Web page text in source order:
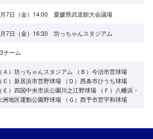
7日（金）14:00 愛媛県武道館大会議場
7日（金）16:30 坊っちゃんスタジアム
チーム
（Ａ）坊っちゃんスタジアム （Ｂ）今治市営球場
（Ｃ）新居浜市営野球場 （Ｄ）西条市ひうち球場
（Ｅ）四国中央市浜公園川之江野球場 （Ｆ）八幡浜・
洲地区運動公園野球場 （Ｇ）西予市営宇和球場